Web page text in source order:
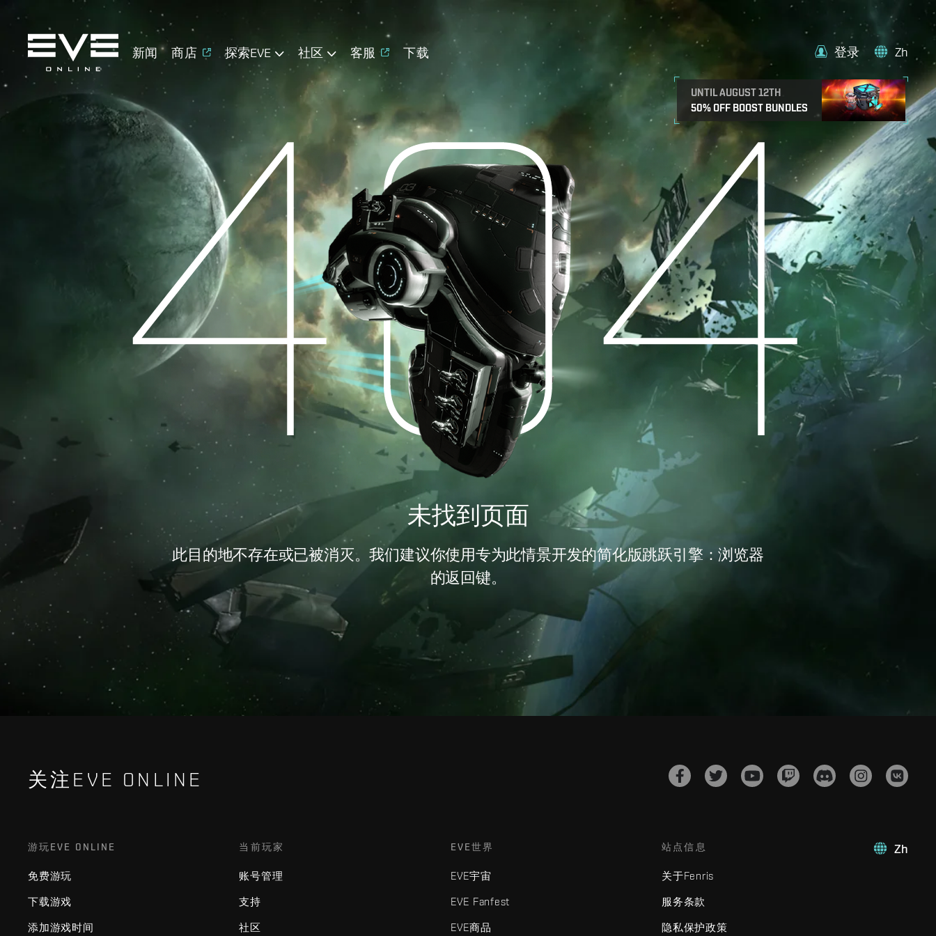
新闻 商店 探索EVE 社区 客服 下载
UNTIL AUGUST 12TH
50% OFF BOOST BUNDLES
登录 Zh
未找到页面
此目的地不存在或已被消灭。我们建议你使用专为此情景开发的简化版跳跃引擎：浏览器
的返回键。
关注EVE ONLINE
Zh
游玩EVE ONLINE
免费游玩
下载游戏
添加游戏时间
当前玩家
账号管理
支持
社区
EVE世界
EVE宇宙
EVE Fanfest
EVE商品
站点信息
关于Fenris
服务条款
隐私保护政策